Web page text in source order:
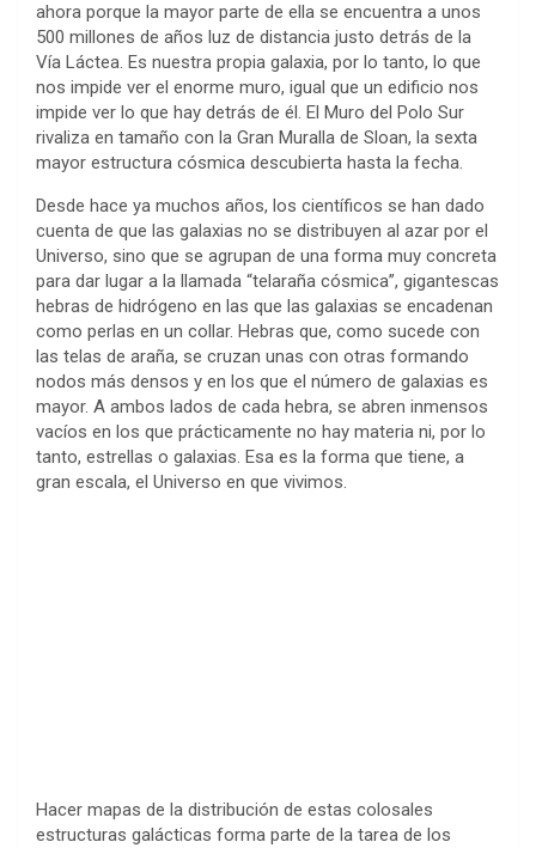
ahora porque la mayor parte de ella se encuentra a unos
500 millones de años luz de distancia justo detrás de la
Vía Láctea. Es nuestra propia galaxia, por lo tanto, lo que
nos impide ver el enorme muro, igual que un edificio nos
impide ver lo que hay detrás de él. El Muro del Polo Sur
rivaliza en tamaño con la Gran Muralla de Sloan, la sexta
mayor estructura cósmica descubierta hasta la fecha.
Desde hace ya muchos años, los científicos se han dado
cuenta de que las galaxias no se distribuyen al azar por el
Universo, sino que se agrupan de una forma muy concreta
para dar lugar a la llamada “telaraña cósmica”, gigantescas
hebras de hidrógeno en las que las galaxias se encadenan
como perlas en un collar. Hebras que, como sucede con
las telas de araña, se cruzan unas con otras formando
nodos más densos y en los que el número de galaxias es
mayor. A ambos lados de cada hebra, se abren inmensos
vacíos en los que prácticamente no hay materia ni, por lo
tanto, estrellas o galaxias. Esa es la forma que tiene, a
gran escala, el Universo en que vivimos.
Hacer mapas de la distribución de estas colosales
estructuras galácticas forma parte de la tarea de los